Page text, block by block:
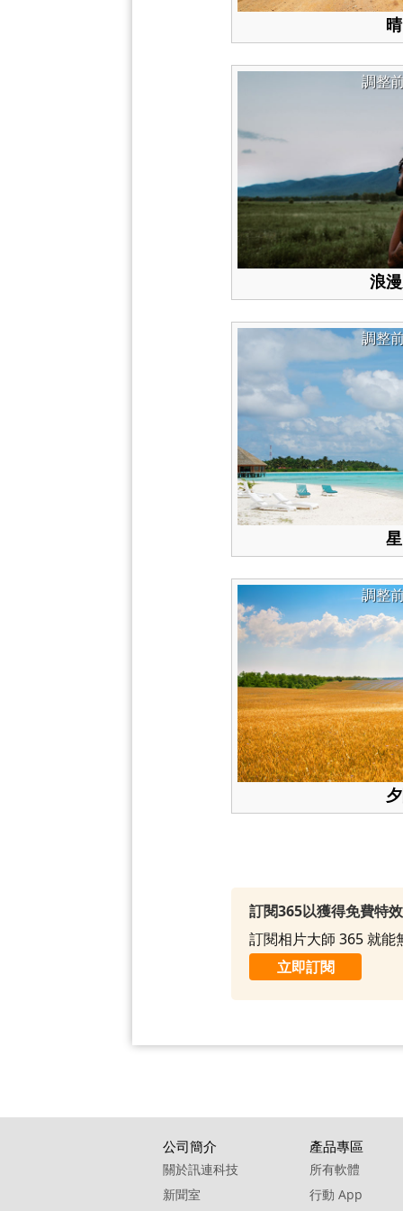
調整
浪
調整
調整
訂閱365以獲得免費特
訂閱相片大師 365 就
立即訂閱
公司簡介
關於訊連科技
新聞室
產品專區
所有軟體
行動 App